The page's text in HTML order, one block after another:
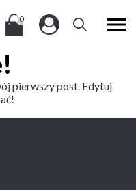
0
pierwszy post. Edytuj